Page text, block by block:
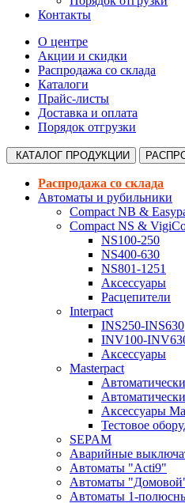
Контакты
О центре
Акции и скидки
Распродажа со склада
Каталоги
Прайс-листы
Доставка и оплата
Порядок отгрузки
КАТАЛОГ ПРОДУКЦИИ
Распродажа со склада
Автоматы и рубильники
Compact NB &
Compact NS &
NS100-250
NS400-630
NS801-1251
Аксессуары
Расцепители
Interpact
INS250-INS630
INV100-
Аксессуары
Masterpact
Аксессуары
Тестовое
SEPAM
Аварийные
Автоматы "Acti9"
Автоматы
Автоматы 1-